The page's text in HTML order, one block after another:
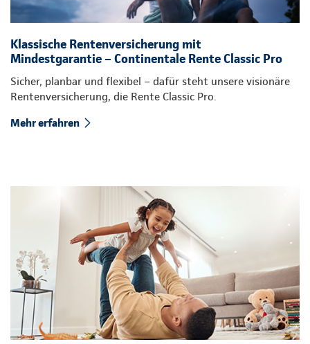
Klassische Rentenversicherung mit
Mindestgarantie – Continentale Rente Classic Pro
Sicher, planbar und flexibel – dafür steht unsere visionäre
Rentenversicherung, die Rente Classic Pro.
Mehr erfahren